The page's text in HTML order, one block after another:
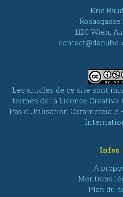
Eric
Rosasgasse
1120 Wien,
Les articles de ce site sont
termes de la Licence
Pas d’Utilisation Commerciale
Infos
A
Mentions
Plan du